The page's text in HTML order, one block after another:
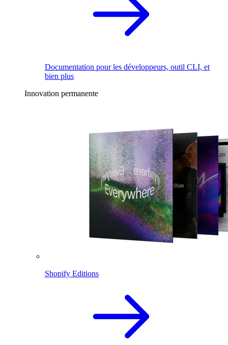
Documentation pour les développeurs, outil CLI, et
bien plus
Innovation permanente
Shopify Editions